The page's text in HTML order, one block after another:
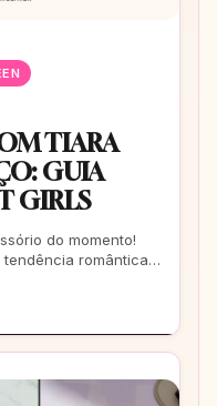
TIARA
GUIA
GIRLS
do momento!
romântica e